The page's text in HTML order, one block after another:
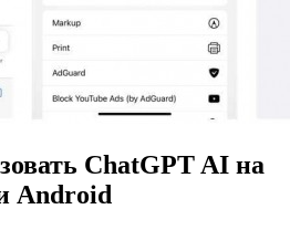
ChatGPT AI на
Android